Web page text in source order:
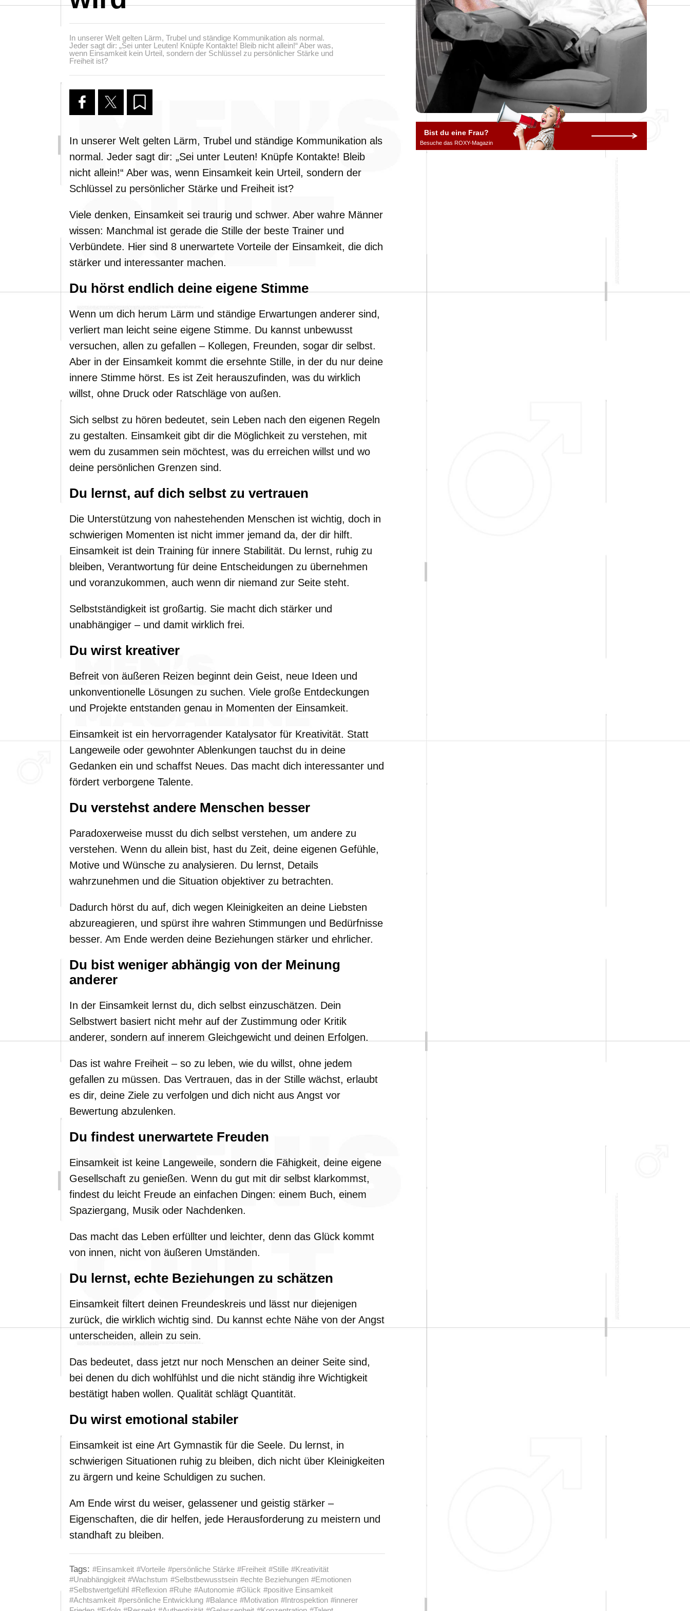
In unserer Welt gelten Lärm, Trubel und ständige Kommunikation als normal.
Jeder sagt dir: „Sei unter Leuten! Knüpfe Kontakte! Bleib nicht allein!“ Aber was,
wenn Einsamkeit kein Urteil, sondern der Schlüssel zu persönlicher Stärke und
Freiheit ist?
In unserer Welt gelten Lärm, Trubel und ständige Kommunikation als
normal. Jeder sagt dir: „Sei unter Leuten! Knüpfe Kontakte! Bleib
nicht allein!“ Aber was, wenn Einsamkeit kein Urteil, sondern der
Schlüssel zu persönlicher Stärke und Freiheit ist?
Viele denken, Einsamkeit sei traurig und schwer. Aber wahre Männer
wissen: Manchmal ist gerade die Stille der beste Trainer und
Verbündete. Hier sind 8 unerwartete Vorteile der Einsamkeit, die dich
stärker und interessanter machen.
Du hörst endlich deine eigene Stimme
Wenn um dich herum Lärm und ständige Erwartungen anderer sind,
verliert man leicht seine eigene Stimme. Du kannst unbewusst
versuchen, allen zu gefallen – Kollegen, Freunden, sogar dir selbst.
Aber in der Einsamkeit kommt die ersehnte Stille, in der du nur deine
innere Stimme hörst. Es ist Zeit herauszufinden, was du wirklich
willst, ohne Druck oder Ratschläge von außen.
Sich selbst zu hören bedeutet, sein Leben nach den eigenen Regeln
zu gestalten. Einsamkeit gibt dir die Möglichkeit zu verstehen, mit
wem du zusammen sein möchtest, was du erreichen willst und wo
deine persönlichen Grenzen sind.
Du lernst, auf dich selbst zu vertrauen
Die Unterstützung von nahestehenden Menschen ist wichtig, doch in
schwierigen Momenten ist nicht immer jemand da, der dir hilft.
Einsamkeit ist dein Training für innere Stabilität. Du lernst, ruhig zu
bleiben, Verantwortung für deine Entscheidungen zu übernehmen
und voranzukommen, auch wenn dir niemand zur Seite steht.
Selbstständigkeit ist großartig. Sie macht dich stärker und
unabhängiger – und damit wirklich frei.
Du wirst kreativer
Befreit von äußeren Reizen beginnt dein Geist, neue Ideen und
unkonventionelle Lösungen zu suchen. Viele große Entdeckungen
und Projekte entstanden genau in Momenten der Einsamkeit.
Einsamkeit ist ein hervorragender Katalysator für Kreativität. Statt
Langeweile oder gewohnter Ablenkungen tauchst du in deine
Gedanken ein und schaffst Neues. Das macht dich interessanter und
fördert verborgene Talente.
Du verstehst andere Menschen besser
Paradoxerweise musst du dich selbst verstehen, um andere zu
verstehen. Wenn du allein bist, hast du Zeit, deine eigenen Gefühle,
Motive und Wünsche zu analysieren. Du lernst, Details
wahrzunehmen und die Situation objektiver zu betrachten.
Dadurch hörst du auf, dich wegen Kleinigkeiten an deine Liebsten
abzureagieren, und spürst ihre wahren Stimmungen und Bedürfnisse
besser. Am Ende werden deine Beziehungen stärker und ehrlicher.
Du bist weniger abhängig von der Meinung
anderer
In der Einsamkeit lernst du, dich selbst einzuschätzen. Dein
Selbstwert basiert nicht mehr auf der Zustimmung oder Kritik
anderer, sondern auf innerem Gleichgewicht und deinen Erfolgen.
Das ist wahre Freiheit – so zu leben, wie du willst, ohne jedem
gefallen zu müssen. Das Vertrauen, das in der Stille wächst, erlaubt
es dir, deine Ziele zu verfolgen und dich nicht aus Angst vor
Bewertung abzulenken.
Du findest unerwartete Freuden
Einsamkeit ist keine Langeweile, sondern die Fähigkeit, deine eigene
Gesellschaft zu genießen. Wenn du gut mit dir selbst klarkommst,
findest du leicht Freude an einfachen Dingen: einem Buch, einem
Spaziergang, Musik oder Nachdenken.
Das macht das Leben erfüllter und leichter, denn das Glück kommt
von innen, nicht von äußeren Umständen.
Du lernst, echte Beziehungen zu schätzen
Einsamkeit filtert deinen Freundeskreis und lässt nur diejenigen
zurück, die wirklich wichtig sind. Du kannst echte Nähe von der Angst
unterscheiden, allein zu sein.
Das bedeutet, dass jetzt nur noch Menschen an deiner Seite sind,
bei denen du dich wohlfühlst und die nicht ständig ihre Wichtigkeit
bestätigt haben wollen. Qualität schlägt Quantität.
Du wirst emotional stabiler
Einsamkeit ist eine Art Gymnastik für die Seele. Du lernst, in
schwierigen Situationen ruhig zu bleiben, dich nicht über Kleinigkeiten
zu ärgern und keine Schuldigen zu suchen.
Am Ende wirst du weiser, gelassener und geistig stärker –
Eigenschaften, die dir helfen, jede Herausforderung zu meistern und
standhaft zu bleiben.
Tags: #Einsamkeit #Vorteile #persönliche Stärke #Freiheit #Stille #Kreativität
#Unabhängigkeit #Wachstum #Selbstbewusstsein #echte Beziehungen #Emotionen
#Selbstwertgefühl #Reflexion #Ruhe #Autonomie #Glück #positive Einsamkeit
#Achtsamkeit #persönliche Entwicklung #Balance #Motivation #Introspektion #innerer
Bist du eine Frau?
Besuche das ROXY-Magazin